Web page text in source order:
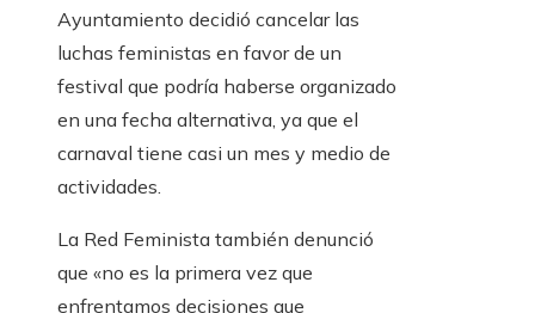
Ayuntamiento decidió cancelar las
luchas feministas en favor de un
festival que podría haberse organizado
en una fecha alternativa, ya que el
carnaval tiene casi un mes y medio de
actividades.
La Red Feminista también denunció
que «no es la primera vez que
enfrentamos decisiones que